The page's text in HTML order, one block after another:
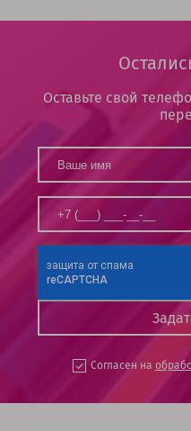
Оставьте свой
Согласен на